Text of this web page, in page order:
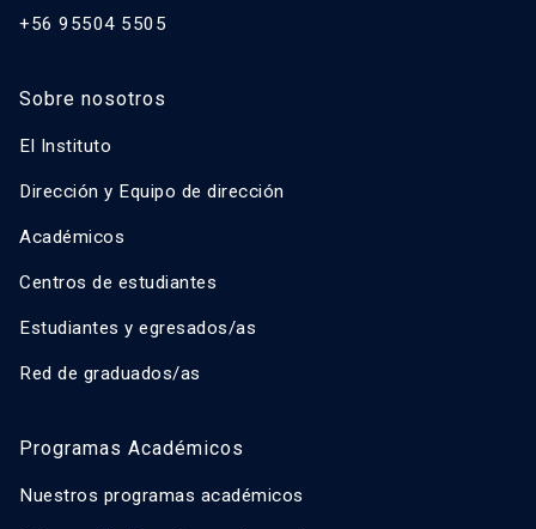
+56 95504 5505
Sobre nosotros
El Instituto
Dirección y Equipo de dirección
Académicos
Centros de estudiantes
Estudiantes y egresados/as
Red de graduados/as
Programas Académicos
Nuestros programas académicos